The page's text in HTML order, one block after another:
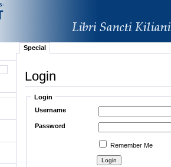
Special
Login
Login
Username
Password
Remember Me